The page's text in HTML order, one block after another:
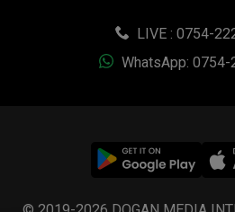
LIVE : 0754-
WhatsApp: 0754-